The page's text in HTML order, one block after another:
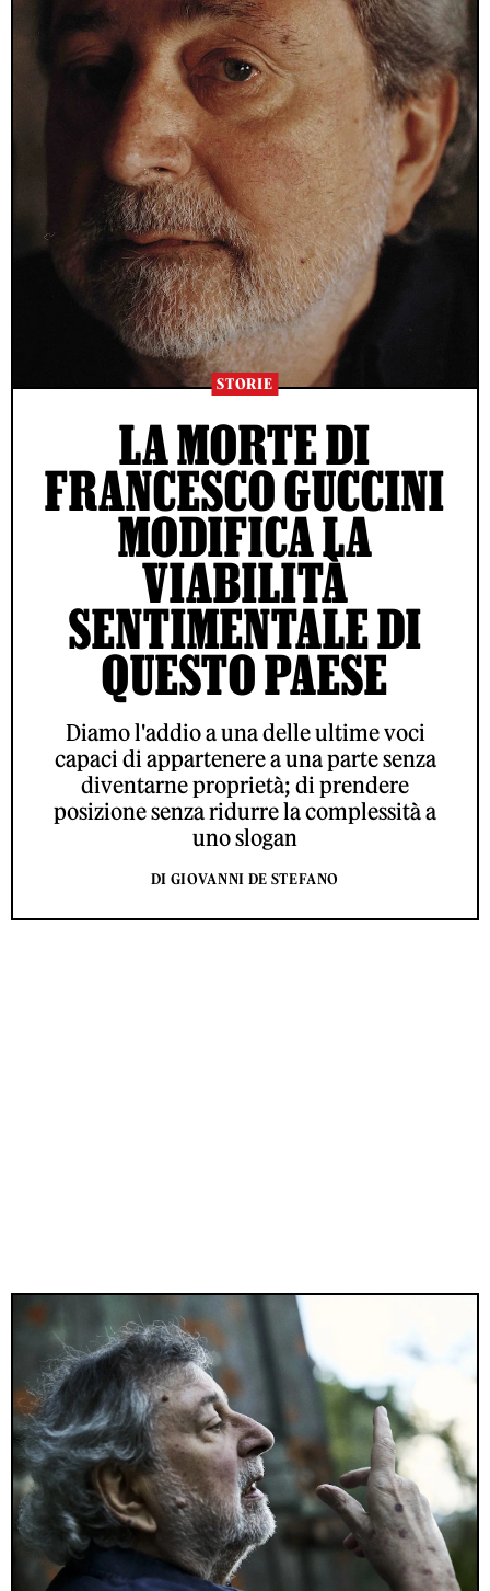
STORIE
LA MORTE DI
FRANCESCO GUCCINI
MODIFICA LA
VIABILITÀ
SENTIMENTALE DI
QUESTO PAESE
Diamo l'addio a una delle ultime voci
capaci di appartenere a una parte senza
diventarne proprietà; di prendere
posizione senza ridurre la complessità a
uno slogan
DI GIOVANNI DE STEFANO